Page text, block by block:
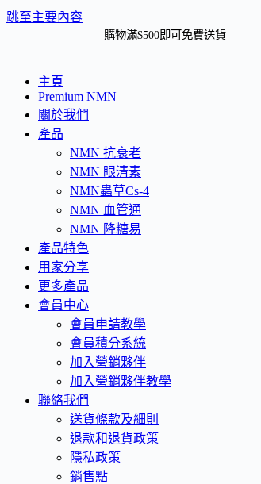
跳至主要內容
購物滿$500即可免費送貨
主頁
Premium NMN
關於我們
產品
NMN 抗衰老
NMN 眼清素
NMN蟲草Cs-4
NMN 血管通
NMN 降糖易
產品特色
用家分享
更多產品
會員中心
會員申請教學
會員積分系統
加入營銷夥伴
加入營銷夥伴教學
聯絡我們
送貨條款及細則
退款和退貨政策
隱私政策
銷售點